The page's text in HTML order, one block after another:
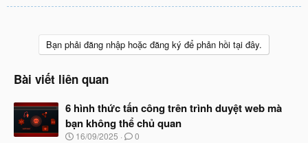
Bạn phải đăng nhập hoặc đăng ký để phản hồi tại đây.
Bài viết liên quan
6 hình thức tấn công trên trình duyệt web mà
bạn không thể chủ quan
N
16/09/2025 0